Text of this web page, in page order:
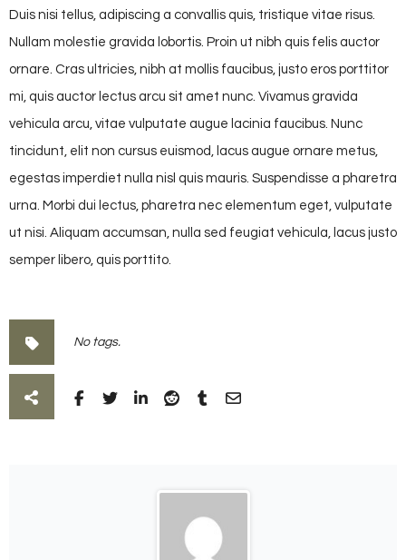
Duis nisi tellus, adipiscing a convallis quis, tristique vitae risus.
Nullam molestie gravida lobortis. Proin ut nibh quis felis auctor
ornare. Cras ultricies, nibh at mollis faucibus, justo eros porttitor
mi, quis auctor lectus arcu sit amet nunc. Vivamus gravida
vehicula arcu, vitae vulputate augue lacinia faucibus. Nunc
tincidunt, elit non cursus euismod, lacus augue ornare metus,
egestas imperdiet nulla nisl quis mauris. Suspendisse a pharetra
urna. Morbi dui lectus, pharetra nec elementum eget, vulputate
ut nisi. Aliquam accumsan, nulla sed feugiat vehicula, lacus justo
semper libero, quis porttito.
No tags.